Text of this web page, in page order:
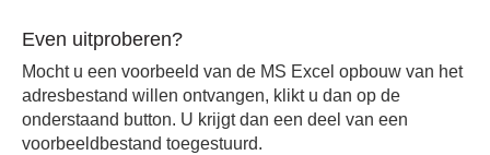
Even uitproberen?
Mocht u een voorbeeld van de MS Excel opbouw van het
adresbestand willen ontvangen, klikt u dan op de
onderstaand button. U krijgt dan een deel van een
voorbeeldbestand toegestuurd.